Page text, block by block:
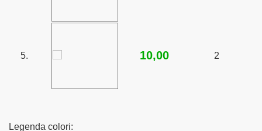
5. 10,00 2
Legenda colori: